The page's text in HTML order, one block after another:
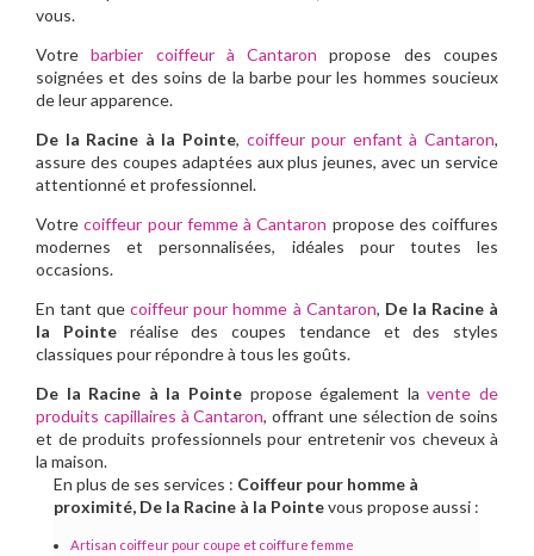
vous.
Votrebarbier coiffeur à Cantaron propose des coupes
soignées et des soins de la barbe pour les hommes soucieux
de leur apparence.
De la Racine à la Pointe, coiffeur pour enfant à Cantaron,
assure des coupes adaptées aux plus jeunes, avec un service
attentionné et professionnel.
Votrecoiffeur pour femme à Cantaron propose des coiffures
modernes et personnalisées, idéales pour toutes les
occasions.
En tant quecoiffeur pour homme à Cantaron, De la Racine à
la Pointeréalise des coupes tendance et des styles
classiques pour répondre à tous les goûts.
De la Racine à la Pointe propose également lavente de
produits capillaires à Cantaron, offrant une sélection de soins
et de produits professionnels pour entretenir vos cheveux à
la maison.
En plus de ses services : Coiffeur pour homme à
proximité, De la Racine à la Pointevous propose aussi :
Artisan coiffeur pour coupe et coiffure femme